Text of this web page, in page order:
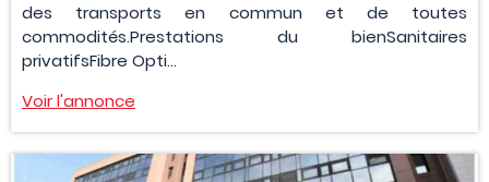
des transports en commun et de toutes
commodités.Prestations du bienSanitaires
privatifsFibre Opti...
Voir l'annonce